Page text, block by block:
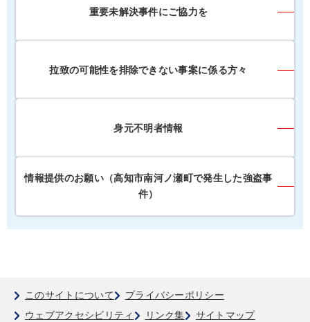
重要未解決事件にご協力を
拉致の可能性を排除できない事案に係る方々
身元不明者情報
情報提供のお願い（高知市南河ノ瀬町で発生した強盗事
件）
このサイトについて
プライバシーポリシー
ウェブアクセシビリティ
リンク集 サイトマップ